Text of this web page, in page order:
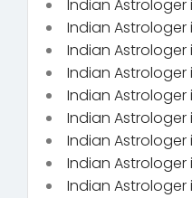
Indian Astrologer
Indian Astrologer
Indian Astrologer
Indian Astrologer
Indian Astrologer
Indian Astrologer
Indian Astrologer
Indian Astrologer
Indian Astrologer